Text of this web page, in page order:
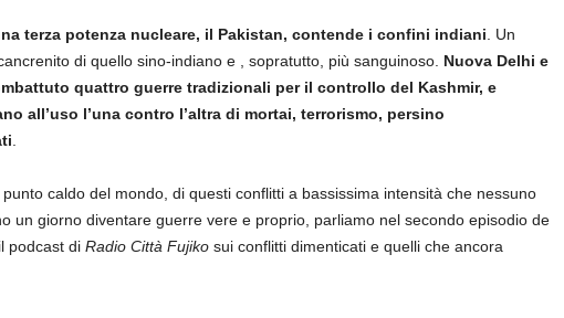
terza potenza nucleare, il Pakistan, contende i confini indiani . Un
di quello sino-indiano e , sopratutto, più sanguinoso. Nuova Delhi e
quattro guerre tradizionali per il controllo del Kashmir, e
all’uso l’una contro l’altra di mortai, terrorismo, persino
caldo del mondo, di questi conflitti a bassissima intensità che nessuno
un giorno diventare guerre vere e proprio, parliamo nel secondo episodio de
il podcast di Radio Città Fujikosui conflitti dimenticati e quelli che ancora